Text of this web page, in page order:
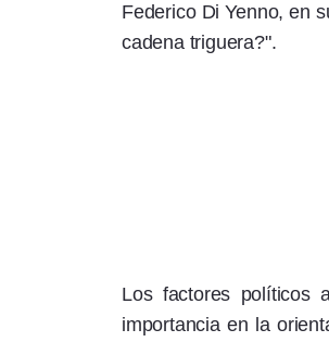
Federico Di Yenno, en
cadena triguera?".
Los factores políticos
importancia en la